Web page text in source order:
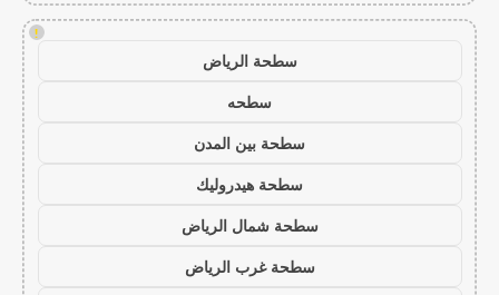
!
سطحة الرياض
سطحه
سطحة بين المدن
سطحة هيدروليك
سطحة شمال الرياض
سطحة غرب الرياض